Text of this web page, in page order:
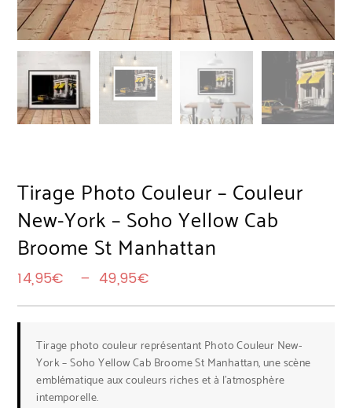
Tirage Photo Couleur – Couleur
New-York – Soho Yellow Cab
Broome St Manhattan
14,95€ – 49,95€
Tirage photo couleur représentant Photo Couleur New-
York – Soho Yellow Cab Broome St Manhattan, une scène
emblématique aux couleurs riches et à l’atmosphère
intemporelle.